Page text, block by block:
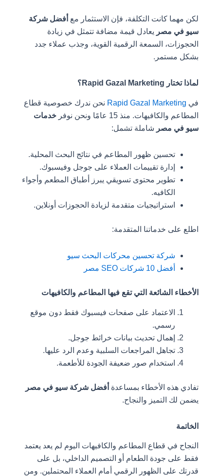
لكن مهما كانت التكلفة، فإن الاستثمار معأفضل شركة
سيو في مصريعادل قيمة مضافة تتمثل في زيادة
الحجوزات، السمعة الرقمية القوية، وجذب عملاء جدد
بشكل مستمر.
لماذا تختار Rapid Gazal Marketing؟
في Rapid Gazal Marketingنحن ندرك خصوصية قطاع
المطاعم والكافيهات. منذ 15 عامًا ونحن نوفر
خدمات
سيو في مصرشاملة تشمل:
تحسين ظهور المطاعم في نتائج البحث المحلية.
إدارة تقييمات العملاء على جوجل وفيسبوك.
تطوير محتوى تسويقي يبرز أطباق المطعم وأجواء
الكافيه.
استراتيجيات متقدمة لزيادة الحجوزات أونلاين.
اطلع على خدماتنا المتقدمة:
شركة تحسين محركات البحث سيو
أفضل 10 شركات SEO مصر
الأخطاء الشائعة التي تقع فيها المطاعم والكافيهات
الاعتماد على صفحات فيسبوك فقط دون موقع
رسمي.
إهمال تحديث بيانات خرائط جوجل.
تجاهل المراجعات السلبية وعدم الرد عليها.
استخدام صور ضعيفة الجودة للأطعمة.
تفادي هذه الأخطاء بمساعدةأفضل شركة سيو في مصر
يضمن لك التميز والنجاح.
الخاتمة
النجاح في قطاع المطاعم والكافيهات اليوم لم يعد يعتمد
فقط على جودة الطعام أو التصميم الداخلي، بل على
قدرتك على الظهور الرقمي أمام العملاء المحتملين. ومن